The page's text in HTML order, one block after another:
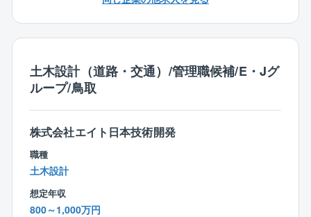
2009年6月に、建設コンサルタント会社2社（株式会社
営統合して、新たに株式会社エイト日本技術開発が誕
生して、10年以上が経過しました。「国民の暮らしを
支える社会資本の整備・維持管理」という建設コンサ
ルタントとしての使命を深く胸に刻み、防災・減災対
策、環境・エネルギー対策など国民が「安全・安心」
に暮らせる生活の基盤整備に貢献しています。また、
女性活躍推進法に基づき、2020年12月10日付で「える
ぼし」（3段階目）企業に認定され、より安心して働き
続けられる職場環境づくりを促進しています。
土木設計（道路・交通）/管理職候補/E・Jグ
ループ/鳥取
株式会社エイト日本技術開発
職種
土木設計
想定年収
800～1,000万円